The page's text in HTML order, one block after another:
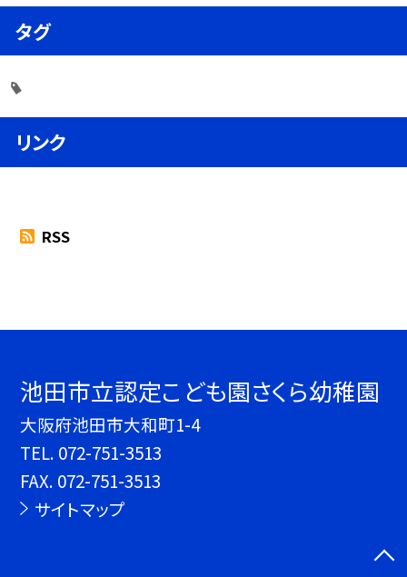
タグ
リンク
RSS
池田市立認定こども園さくら幼稚園
大阪府池田市大和町1-4
TEL. 072-751-3513
FAX. 072-751-3513
サイトマップ